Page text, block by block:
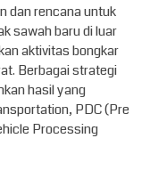
dan rencana untuk
sawah baru di luar
aktivitas bongkar
Berbagai strategi
hasil yang
PDC (Pre
Processing